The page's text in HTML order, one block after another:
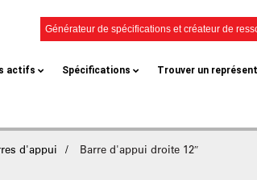
Générateur de spécifications et créateur de
actifs Spécifications Trouver un
d'appui Barre d'appui droite 12″